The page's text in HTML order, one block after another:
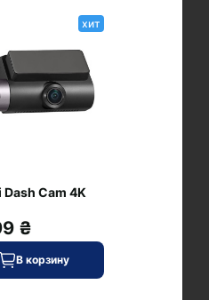
хит
Cam 4K
₴
В корзину